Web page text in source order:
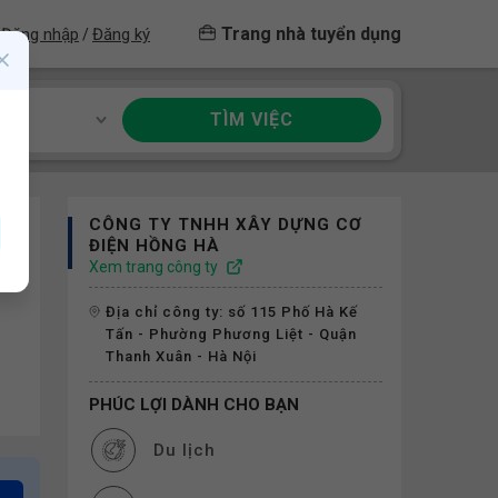
Đăng nhập / Đăng ký Trang nhà tuyển dụng
TÌM VIỆC
CÔNG TY TNHH XÂY DỰNG CƠ
ĐIỆN HỒNG HÀ
Xem trang công ty
Địa chỉ công ty: số 115 Phố Hà Kế
Tấn - Phường Phương Liệt - Quận
Thanh Xuân - Hà Nội
PHÚC LỢI DÀNH CHO BẠN
Du lịch